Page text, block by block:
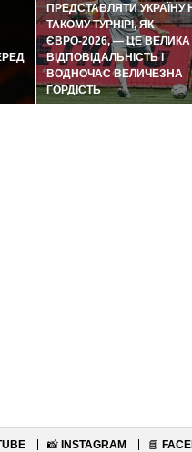
ПРЕДСТАВЛЯТИ УКРАЇНУ
ТАКОМУ ТУРНІРІ, ЯК
ЄВРО-2026, — ЦЕ ВЕЛИКА
ВІДПОВІДАЛЬНІСТЬ І
ВОДНОЧАС ВЕЛИЧЕЗНА
ГОРДІСТЬ
📸 INSTAGRAM 📘